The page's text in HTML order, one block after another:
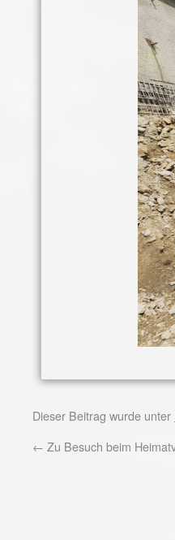
Dieser Beitrag wurde unter
← Zu Besuch beim